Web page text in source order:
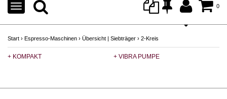
0
TOGGLE
NAVIGATION
Start › Espresso-Maschinen › Übersicht | Siebträger › 2-Kreis
+ KOMPAKT + VIBRA PUMPE